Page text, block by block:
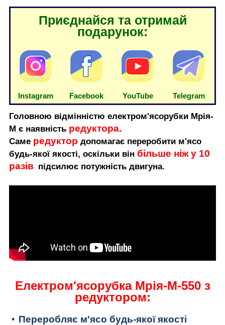
Приєднайся та отримай
подарунок:
Instagram Facebook YouTube Telegram
Головною відмінністю електром'ясорубки Мрія-
М є наявність редуктора.
Саме редуктор допомагає переробити м'ясо
будь-якої якості, оскільки він більше ніж у 10
разів підсилює потужність двигуна.
Електром'ясорубка Мрія-М-550 з
редуктором:
Переробляє м'ясо будь-якої якості